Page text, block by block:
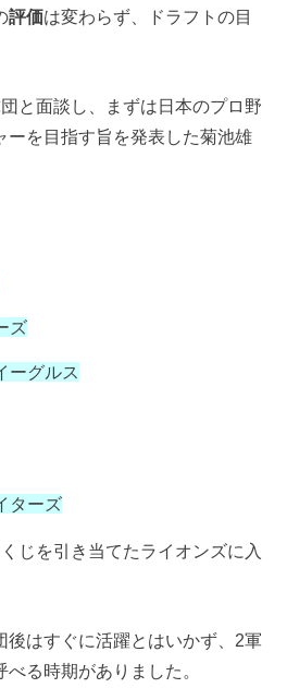
評価は変わらず、ドラフトの目
と面談し、まずは日本のプロ野
ーを目指す旨を発表した菊池雄
ズ
ーグルス
ターズ
じを引き当てたライオンズに入
後はすぐに活躍とはいかず、2軍
る時期がありました。